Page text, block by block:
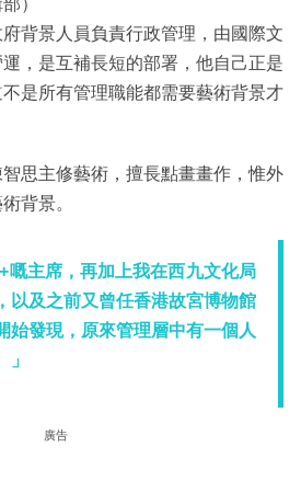
）
背景人員負責行政管理，由國際文
，是互補長短的部署，他自己正是
是所有管理職能都需要藝術背景才
思主修藝術，擅長點畫畫作，惟外
背景。
嘅主席，再加上我在西九文化局
以及之前又曾任香港故宮博物館
始發現，原來管理層中有一個人
」
廣告